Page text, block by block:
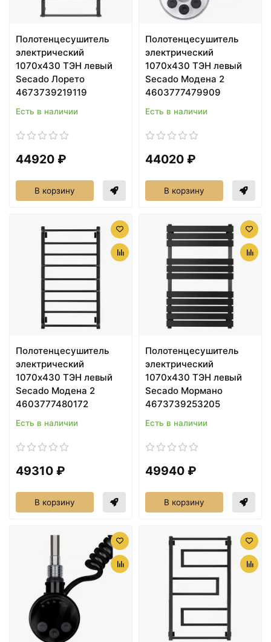
Полотенцесушитель
электрический
1070х430 ТЭН левый
Secado Лорето
4673739219119
Есть в наличии
44920 ₽
В корзину
Полотенцесушитель
электрический
1070х430 ТЭН левый
Secado Модена 2
4603777479909
Есть в наличии
44020 ₽
В корзину
Полотенцесушитель
электрический
1070х430 ТЭН левый
Secado Модена 2
4603777480172
Есть в наличии
49310 ₽
В корзину
Полотенцесушитель
электрический
1070х430 ТЭН левый
Secado Мормано
4673739253205
Есть в наличии
49940 ₽
В корзину